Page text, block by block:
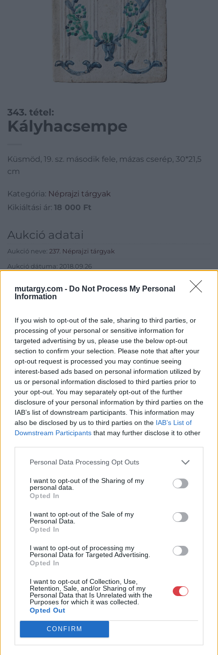
mutargy.com - Do Not Process My Personal
Information
If you wish to opt-out of the sale, sharing to third parties, or
processing of your personal or sensitive information for
targeted advertising by us, please use the below opt-out
section to confirm your selection. Please note that after your
opt-out request is processed you may continue seeing
interest-based ads based on personal information utilized by
us or personal information disclosed to third parties prior to
your opt-out. You may separately opt-out of the further
disclosure of your personal information by third parties on the
IAB’s list of downstream participants. This information may
also be disclosed by us to third parties on the IAB’s List of
Downstream Participants that may further disclose it to other
Personal Data Processing Opt Outs
I want to opt-out of the Sharing of my
personal data.
Opted In
I want to opt-out of the Sale of my
Personal Data.
Opted In
I want to opt-out of processing my
Personal Data for Targeted Advertising.
Opted In
I want to opt-out of Collection, Use,
Retention, Sale, and/or Sharing of my
Personal Data that Is Unrelated with the
Purposes for which it was collected.
Opted Out
CONFIRM
343. tétel:
Kályhacsempe
Küsmöd, 19. sz. második fele, mázas cserép, 30*21,5
cm
Kategória: Néprajzi tárgyak
Kikiáltási ár: 18 000 Ft
Aukció adatai
Aukció neve: 237. Néprajzi tárgyak
Aukció dátuma: 2018.09.26
Aukció helye: Budapest, Balaton utca 8.
Eladó adatai
Eladó:Nagyházi Galéria és
Aukciósház
Cím: Müller Márta
Nagyházi Galéria és Aukciósház
Kft.
1055 Budapest, Balaton utca 8.
Telefon: +361 475 6000 +361
4756005
http://www.nagyhazi.hu
Bemutatkozás: Magas színvonalú festmények és műtárgyak,
bútorok, szőnyegek, üveg, porcelán és ezüst tárgyak, ékszerek,
néprajzi tárgyak értékesítése és aukcionálása. Hagyatékok és
a tárgyfelvétel folyamatos.
KAPCSOLÓDÓ MŰTÁRGYAK